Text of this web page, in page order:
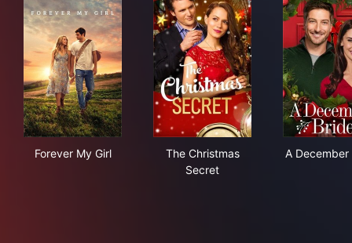
Forever My Girl
The Christmas
Secret
A December